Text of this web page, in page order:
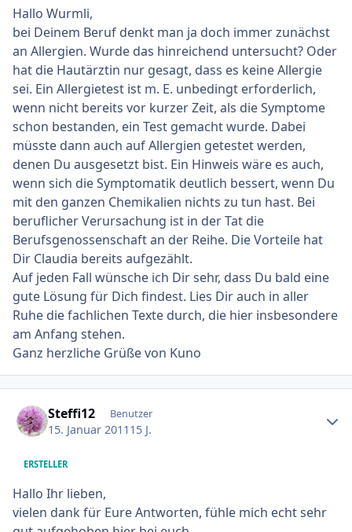
Hallo Wurmli,
bei Deinem Beruf denkt man ja doch immer zunächst
an Allergien. Wurde das hinreichend untersucht? Oder
hat die Hautärztin nur gesagt, dass es keine Allergie
sei. Ein Allergietest ist m. E. unbedingt erforderlich,
wenn nicht bereits vor kurzer Zeit, als die Symptome
schon bestanden, ein Test gemacht wurde. Dabei
müsste dann auch auf Allergien getestet werden,
denen Du ausgesetzt bist. Ein Hinweis wäre es auch,
wenn sich die Symptomatik deutlich bessert, wenn Du
mit den ganzen Chemikalien nichts zu tun hast. Bei
beruflicher Verursachung ist in der Tat die
Berufsgenossenschaft an der Reihe. Die Vorteile hat
Dir Claudia bereits aufgezählt.
Auf jeden Fall wünsche ich Dir sehr, dass Du bald eine
gute Lösung für Dich findest. Lies Dir auch in aller
Ruhe die fachlichen Texte durch, die hier insbesondere
am Anfang stehen.
Ganz herzliche Grüße von Kuno
Steffi12 Benutzer
15. Januar 2011 15 J.
ERSTELLER
Hallo Ihr lieben,
vielen dank für Eure Antworten, fühle mich echt sehr